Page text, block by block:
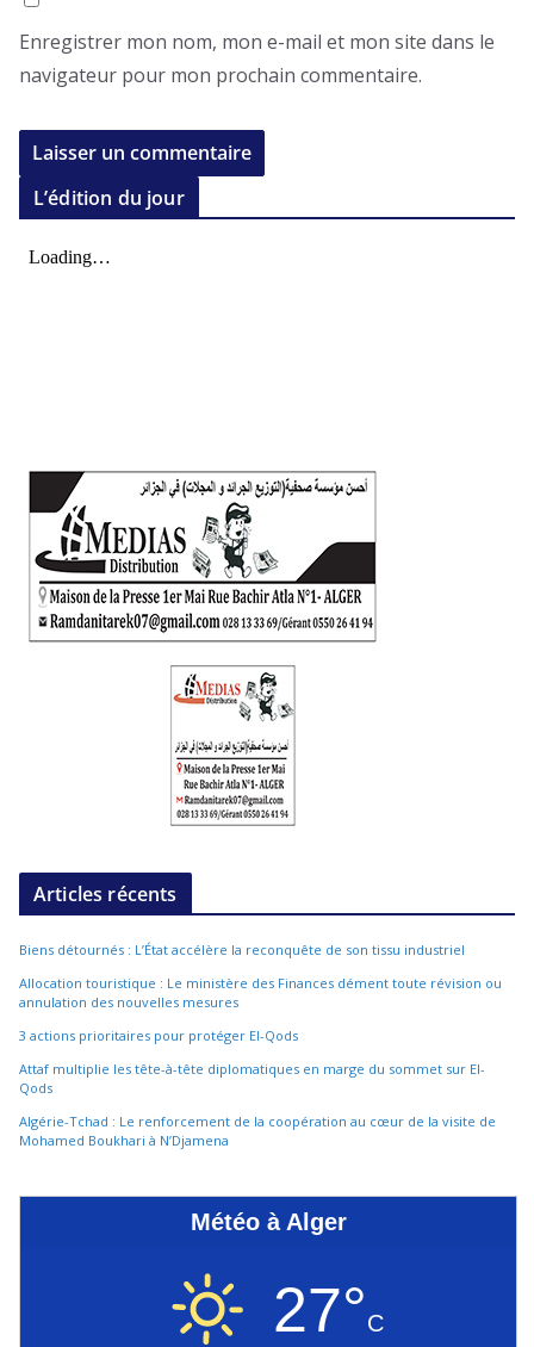
Enregistrer mon nom, mon e-mail et mon site dans le
navigateur pour mon prochain commentaire.
L’édition du jour
Articles récents
Biens détournés : L’État accélère la reconquête de son tissu industriel
Allocation touristique : Le ministère des Finances dément toute révision ou
annulation des nouvelles mesures
3 actions prioritaires pour protéger El-Qods
Attaf multiplie les tête-à-tête diplomatiques en marge du sommet sur El-
Qods
Algérie-Tchad : Le renforcement de la coopération au cœur de la visite de
Mohamed Boukhari à N’Djamena
Météo à Alger
27°C